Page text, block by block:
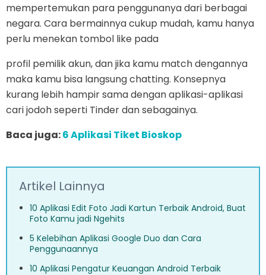
mempertemukan para penggunanya dari berbagai
negara. Cara bermainnya cukup mudah, kamu hanya
perlu menekan tombol like pada
profil pemilik akun, dan jika kamu match dengannya
maka kamu bisa langsung chatting. Konsepnya
kurang lebih hampir sama dengan aplikasi-aplikasi
cari jodoh seperti Tinder dan sebagainya.
Baca juga:6 Aplikasi Tiket Bioskop
Artikel Lainnya
10 Aplikasi Edit Foto Jadi Kartun Terbaik Android, Buat
Foto Kamu jadi Ngehits
5 Kelebihan Aplikasi Google Duo dan Cara
Penggunaannya
10 Aplikasi Pengatur Keuangan Android Terbaik